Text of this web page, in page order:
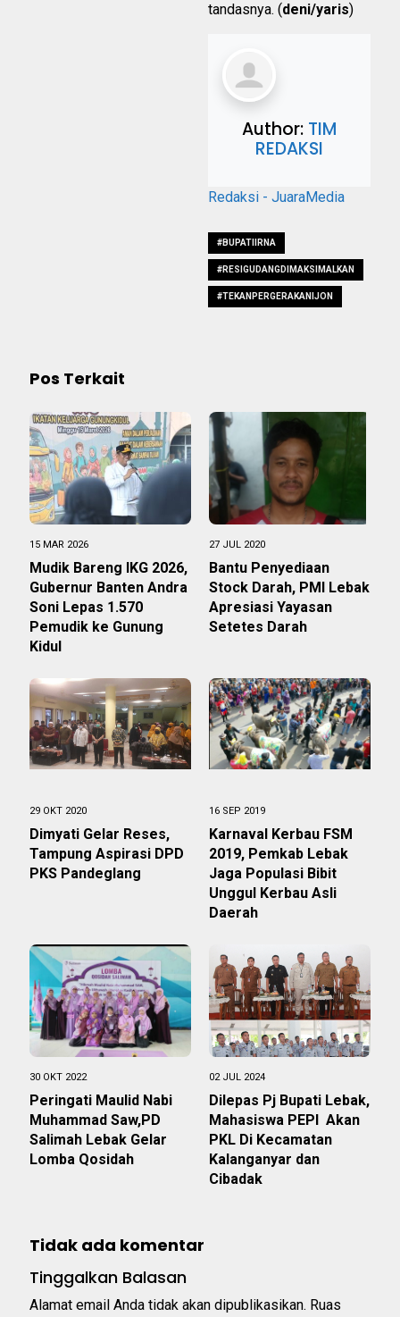
tandasnya. (deni/yaris)
Author: TIM
REDAKSI
Redaksi - JuaraMedia
#BUPATIIRNA
#RESIGUDANGDIMAKSIMALKAN
#TEKANPERGERAKANIJON
Pos Terkait
15 MAR 2026
Mudik Bareng IKG 2026,
Gubernur Banten Andra
Soni Lepas 1.570
Pemudik ke Gunung
Kidul
27 JUL 2020
Bantu Penyediaan
Stock Darah, PMI Lebak
Apresiasi Yayasan
Setetes Darah
29 OKT 2020
Dimyati Gelar Reses,
Tampung Aspirasi DPD
PKS Pandeglang
16 SEP 2019
Karnaval Kerbau FSM
2019, Pemkab Lebak
Jaga Populasi Bibit
Unggul Kerbau Asli
Daerah
30 OKT 2022
Peringati Maulid Nabi
Muhammad Saw,PD
Salimah Lebak Gelar
Lomba Qosidah
02 JUL 2024
Dilepas Pj Bupati Lebak,
Mahasiswa PEPI Akan
PKL Di Kecamatan
Kalanganyar dan
Cibadak
Tidak ada komentar
Tinggalkan Balasan
Alamat email Anda tidak akan dipublikasikan. Ruas